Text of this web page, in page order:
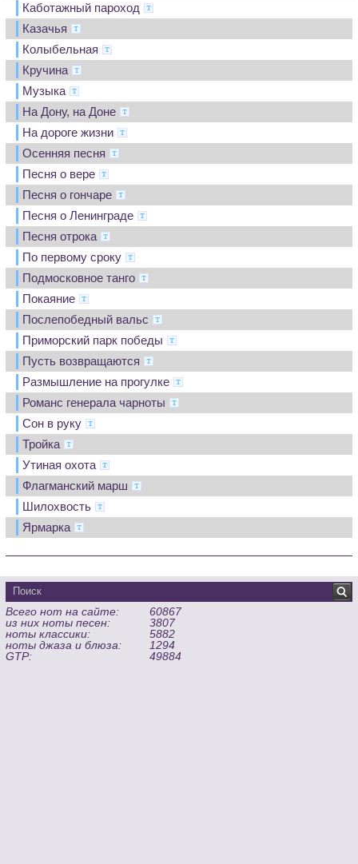
Каботажный пароход
Казачья
Колыбельная
Кручина
Музыка
На Дону, на Доне
На дороге жизни
Осенняя песня
Песня о вере
Песня о гончаре
Песня о Ленинграде
Песня отрока
По первому сроку
Подмосковное танго
Покаяние
Послепобедный вальс
Приморский парк победы
Пусть возвращаются
Размышление на прогулке
Романс генерала чарноты
Сон в руку
Тройка
Утиная охота
Флагманский марш
Шилохвость
Ярмарка
Всего нот на сайте:
60867
из них ноты песен:
3807
ноты классики:
5882
ноты джаза и блюза:
1294
GTP:
49884